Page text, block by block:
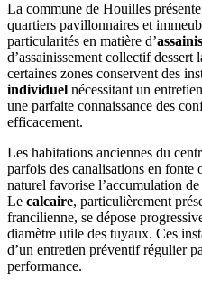
La commune de Houilles
quartiers pavillonnaires et
particularités en matière d’
d’assainissement collectif
certaines zones conservent des
individuel nécessitant un
une parfaite connaissance des
efficacement.
Les habitations anciennes du
parfois des canalisations en fonte
naturel favorise l’accumulation
Le calcaire, particulièrement
francilienne, se dépose
diamètre utile des tuyaux. Ces
d’un entretien préventif régulier
performance.